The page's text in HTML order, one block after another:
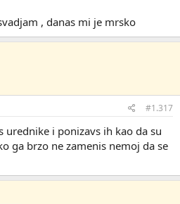
, danas mi je mrsko
#1.317
urednike i ponizavs ih kao da su
ga brzo ne zamenis nemoj da se